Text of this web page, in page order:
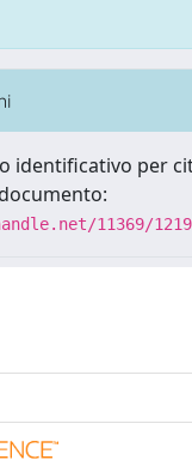
identificativo per
11369/